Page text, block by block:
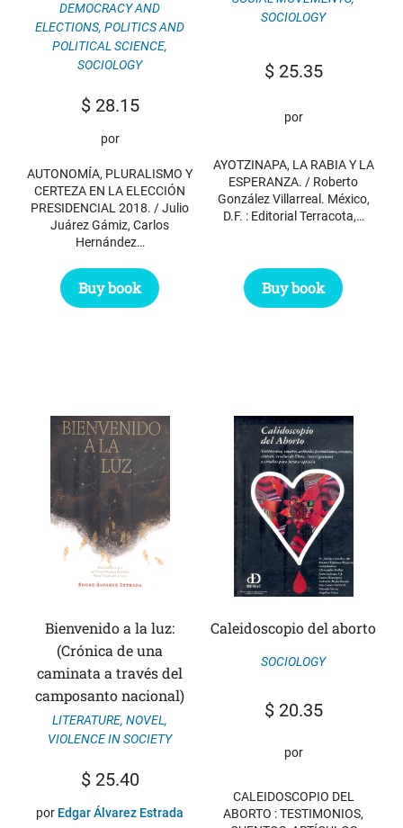
DEMOCRACY AND
ELECTIONS, POLITICS AND
POLITICAL SCIENCE,
SOCIOLOGY
$28.15
por
AUTONOMÍA, PLURALISMO Y
CERTEZA EN LA ELECCIÓN
PRESIDENCIAL 2018. / Julio
Juárez Gámiz, Carlos
Hernández…
Buy book
SOCIOLOGY
$25.35
por
AYOTZINAPA, LA RABIA Y LA
ESPERANZA. / Roberto
González Villarreal. México,
D.F. : Editorial Terracota,…
Buy book
Bienvenido a la luz:
(Crónica de una
caminata a través del
camposanto nacional)
LITERATURE, NOVEL,
VIOLENCE IN SOCIETY
$25.40
por Edgar Álvarez Estrada
Caleidoscopio del aborto
SOCIOLOGY
$20.35
por
CALEIDOSCOPIO DEL
ABORTO : TESTIMONIOS,